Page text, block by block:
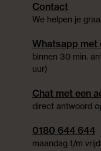
Contact
We helpen je
Whatsapp met
binnen 30 min.
uur)
Chat met een
direct antwoord
0180 644 644
maandag t/m